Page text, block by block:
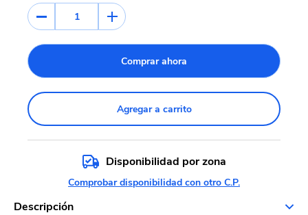
1
Comprar ahora
Agregar a carrito
Disponibilidad por zona
Comprobar disponibilidad con otro C.P.
Descripción